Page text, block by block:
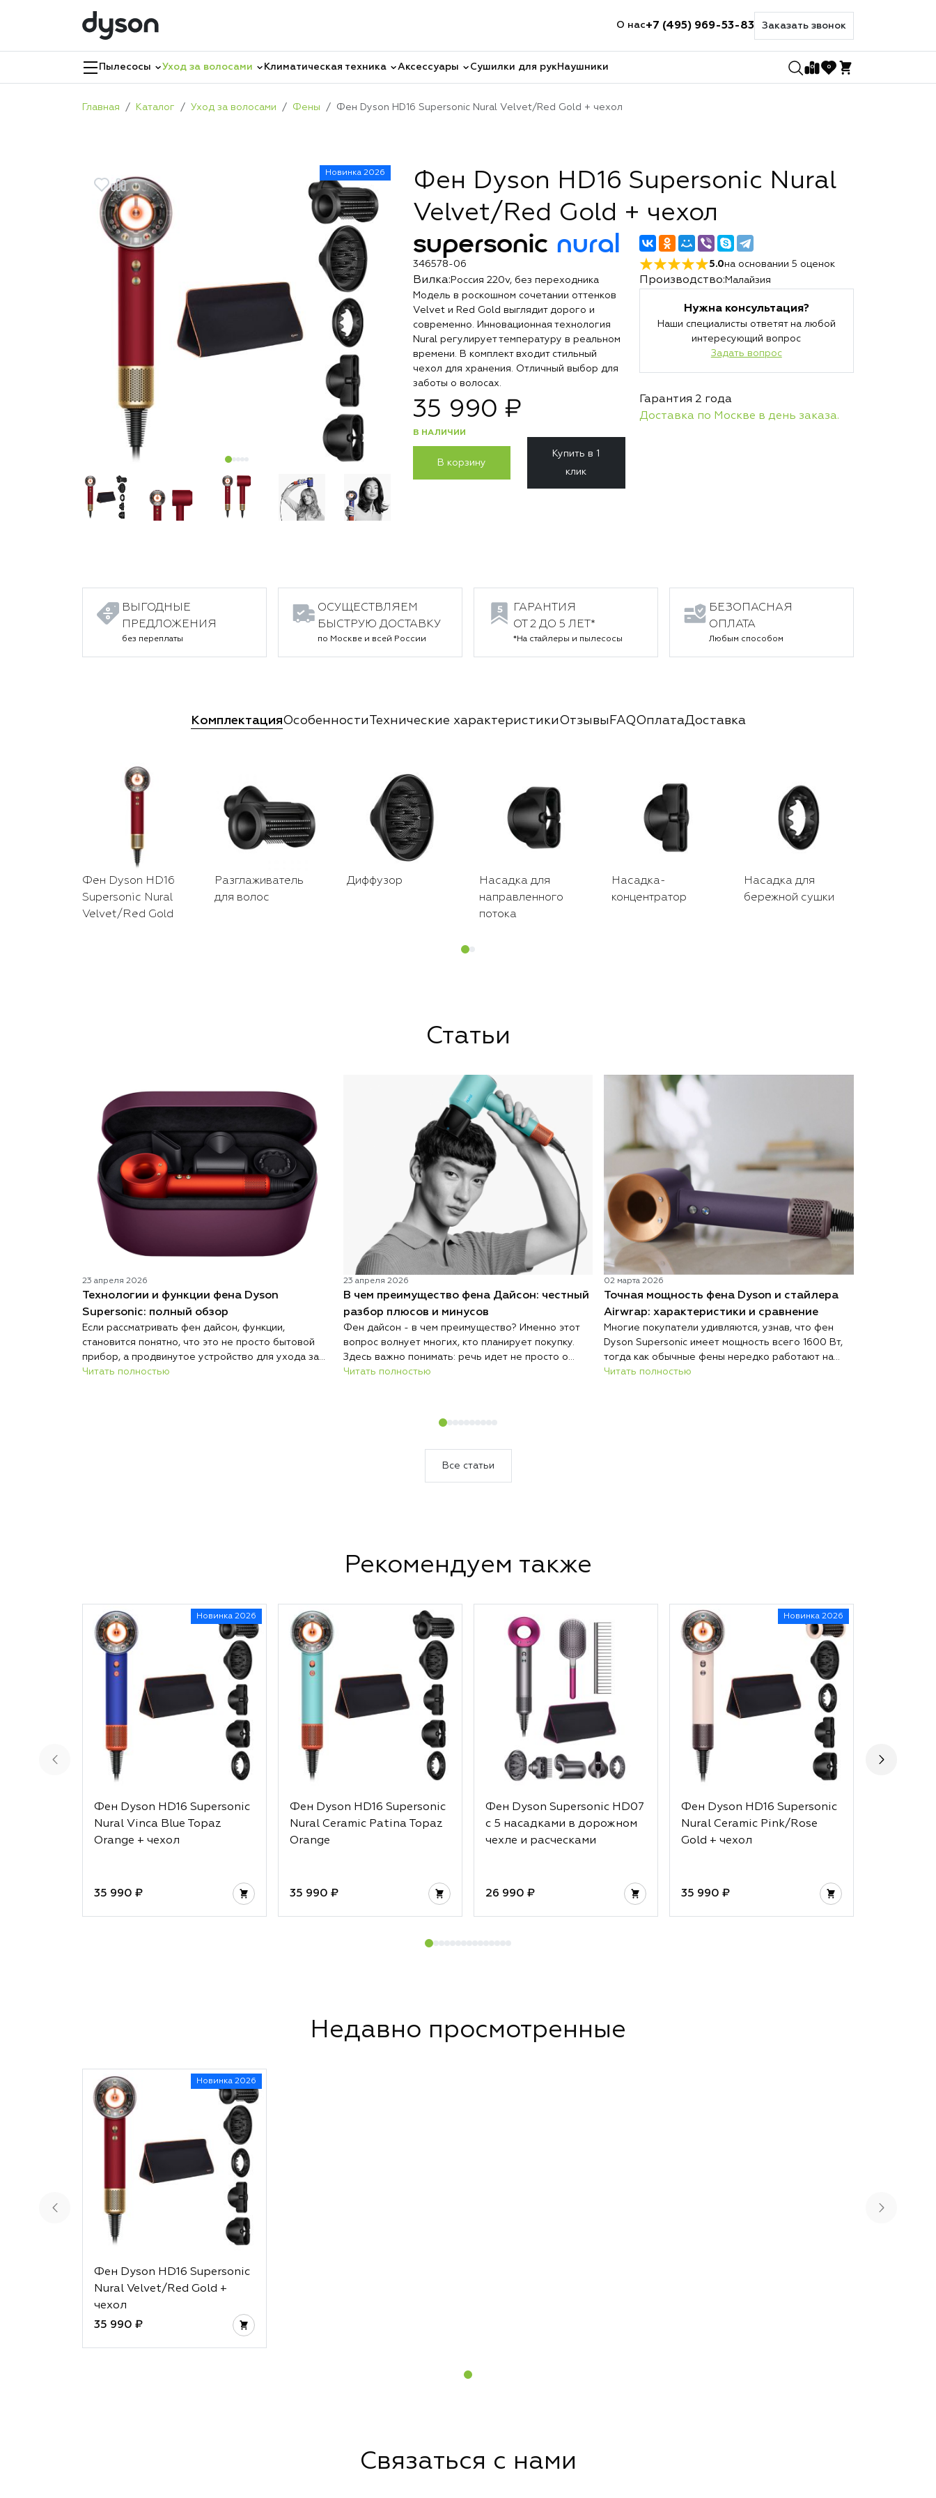
О нас+7 (495) 969-53-83 Заказать звонок
Пылесосы Уход за волосами Климатическая техника Аксессуары Сушилки для рукНаушники 0 0
Главная Каталог Уход за волосами Фены Фен Dyson HD16 Supersonic Nural Velvet/Red Gold + чехол
Новинка 2026
Фен Dyson HD16 Supersonic Nural
Velvet/Red Gold + чехол
supersonic nural
346578-06 5.0на основании 5 оценок
Вилка: Россия 220v, без переходника Производство: Малайзия
Модель в роскошном сочетании оттенков
Velvet и Red Gold выглядит дорого и
современно. Инновационная технология
Nural регулирует температуру в реальном
времени. В комплект входит стильный
чехол для хранения. Отличный выбор для
заботы о волосах.
Нужна консультация?
Наши специалисты ответят на любой
интересующий вопрос
Задать вопрос
Гарантия 2 года
Доставка по Москве в день заказа.
35 990 ₽
В НАЛИЧИИ
В корзину
Купить в 1
клик
ВЫГОДНЫЕ
ПРЕДЛОЖЕНИЯ
без переплаты
ОСУЩЕСТВЛЯЕМ
БЫСТРУЮ ДОСТАВКУ
по Москве и всей России
ГАРАНТИЯ
ОТ 2 ДО 5 ЛЕТ*
*На стайлеры и пылесосы
БЕЗОПАСНАЯ
ОПЛАТА
Любым способом
КомплектацияОсобенностиТехнические характеристикиОтзывы FAQОплатаДоставка
Фен Dyson HD16
Supersonic Nural
Velvet/Red Gold
Разглаживатель
для волос
Диффузор
Насадка для
направленного
потока
Насадка-
концентратор
Насадка для
бережной сушки
Статьи
23 апреля 2026
Технологии и функции фена Dyson
Supersonic: полный обзор
Если рассматривать фен дайсон, функции,
становится понятно, что это не просто бытовой
прибор, а продвинутое устройство для ухода за
волосами. Современный фен сочетает в себе
Читать полностью
23 апреля 2026
В чем преимущество фена Дайсон: честный
разбор плюсов и минусов
Фен дайсон - в чем преимущество? Именно этот
вопрос волнует многих, кто планирует покупку.
Здесь важно понимать: речь идет не просто о
дорогом гаджете, а о технологичном инструменте
часто выбирают как профессионалы, так и
Читать полностью
02 марта 2026
Точная мощность фена Dyson и стайлера
Airwrap: характеристики и сравнение
Многие покупатели удивляются, узнав, что фен
Dyson Supersonic имеет мощность всего 1600 Вт,
тогда как обычные фены нередко работают на
2000 Вт и выше. При этом при сопоставимых
Читать полностью
Все статьи
Рекомендуем также
Новинка 2026
Фен Dyson HD16 Supersonic
Nural Vinca Blue Topaz
Orange + чехол
35 990 ₽
Фен Dyson HD16 Supersonic
Nural Ceramic Patina Topaz
Orange
35 990 ₽
Фен Dyson Supersonic HD07
с 5 насадками в дорожном
чехле и расческами
26 990 ₽
Новинка 2026
Фен Dyson HD16 Supersonic
Nural Ceramic Pink/Rose
Gold + чехол
35 990 ₽
Недавно просмотренные
Новинка 2026
Фен Dyson HD16 Supersonic
Nural Velvet/Red Gold +
чехол
35 990 ₽
Связаться с нами